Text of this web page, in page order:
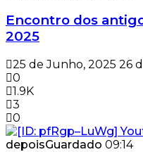
Encontro dos
2025
25 de Junho, 2025 26
0
1.9K
3
0
depoisGuardado 09:14